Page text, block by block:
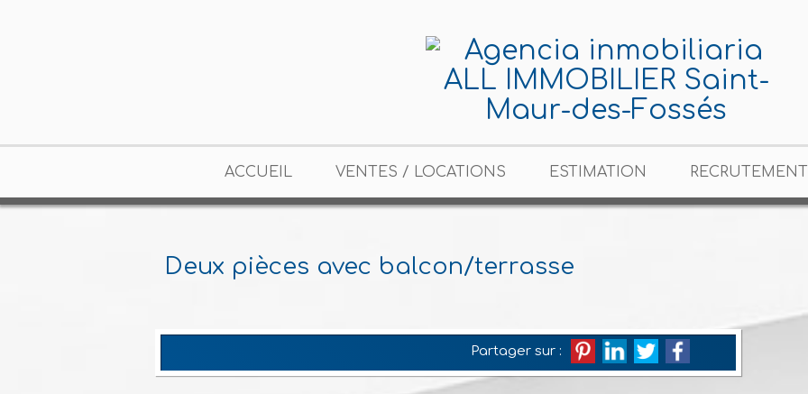
ACCUEIL VENTES / LOCATIONS ESTIMATION RECRUTEMENT
Deux pièces avec balcon/terrasse
Partager sur :